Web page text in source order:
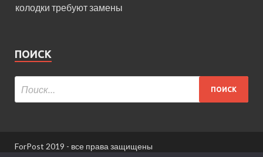
колодки требуют замены
ПОИСК
ForPost 2019 - все права защищены